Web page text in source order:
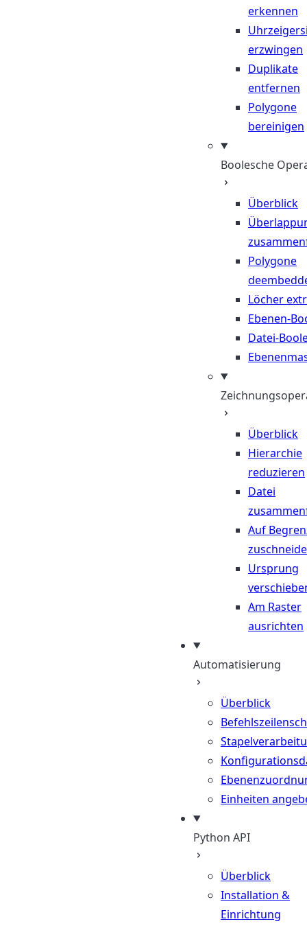
erkennen
erzwingen
Duplikate
entfernen
Polygone
bereinigen
Boolesche
Überblick
Polygone
Löcher
Ebenen-
Datei-
Überblick
Hierarchie
reduzieren
Datei
Auf
Ursprung
Am Raster
ausrichten
Automatisierung
Überblick
Einheiten
Python API
Überblick
Installation &
Einrichtung